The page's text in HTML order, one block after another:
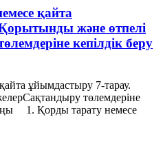
қайта
және өтпелі
кепілдік беру
ұйымдастыру 7-тарау.
төлемдеріне
1. Қорды тарату немесе